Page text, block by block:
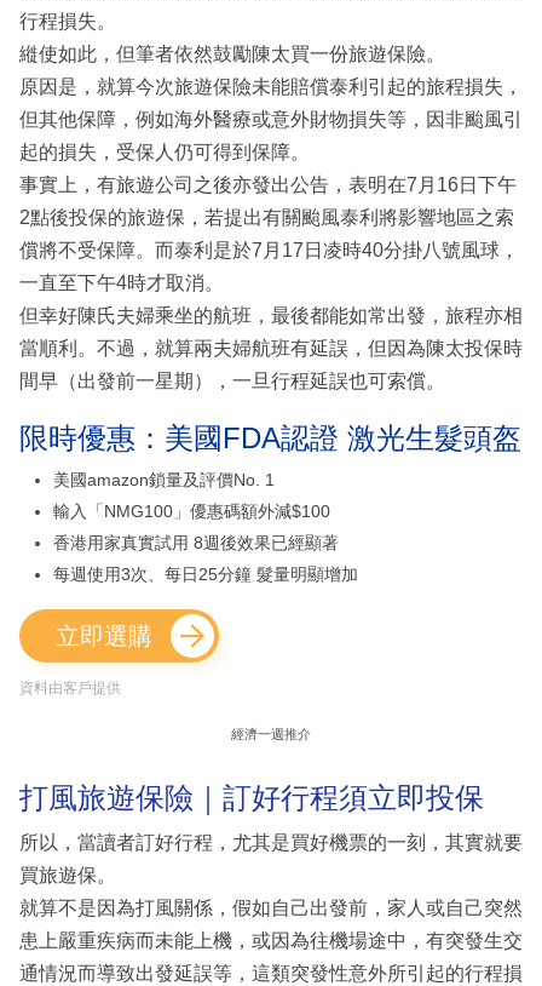
行程損失。
縰使如此，但筆者依然鼓勵陳太買一份旅遊保險。
原因是，就算今次旅遊保險未能賠償泰利引起的旅程損失，
但其他保障，例如海外醫療或意外財物損失等，因非颱風引
起的損失，受保人仍可得到保障。
事實上，有旅遊公司之後亦發出公告，表明在7月16日下午
2點後投保的旅遊保，若提出有關颱風泰利將影響地區之索
償將不受保障。而泰利是於7月17日凌時40分掛八號風球，
一直至下午4時才取消。
但幸好陳氏夫婦乘坐的航班，最後都能如常出發，旅程亦相
當順利。不過，就算兩夫婦航班有延誤，但因為陳太投保時
間早（出發前一星期），一旦行程延誤也可索償。
限時優惠：美國FDA認證 激光生髮頭盔
美國amazon鎖量及評價No. 1
輸入「NMG100」優惠碼額外減$100
香港用家真實試用 8週後效果已經顯著
每週使用3次、每日25分鐘 髮量明顯增加
立即選購
資料由客戶提供
經濟一週推介
打風旅遊保險｜訂好行程須立即投保
所以，當讀者訂好行程，尤其是買好機票的一刻，其實就要
買旅遊保。
就算不是因為打風關係，假如自己出發前，家人或自己突然
患上嚴重疾病而未能上機，或因為往機場途中，有突發生交
通情況而導致出發延誤等，這類突發性意外所引起的行程損